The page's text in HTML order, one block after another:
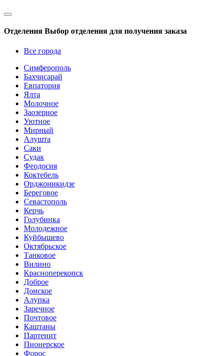
Отделения Выбор отделения для получения заказа
Все города
Симферополь
Бахчисарай
Евпатория
Ялта
Молочное
Заозерное
Уютное
Мирный
Алушта
Саки
Судак
Феодосия
Коктебель
Орджоникидзе
Береговое
Севастополь
Керчь
Голубинка
Молодежное
Куйбышево
Октябрьское
Танковое
Вилино
Красноперекопск
Доброе
Донское
Алупка
Заречное
Почтовое
Каштаны
Партенит
Пионерское
Форос